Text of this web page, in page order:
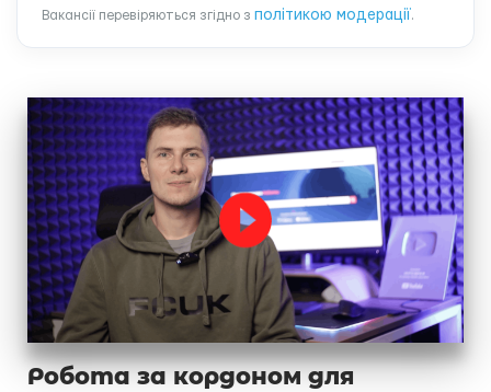
Вакансії перевіряються згідно з політикою модерації.
Робота за кордоном для